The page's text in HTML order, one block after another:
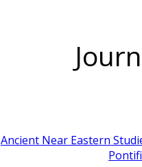
Ancient Near Eastern